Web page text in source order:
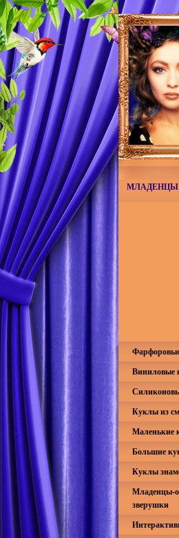
МЛАДЕНЦЫ
Виниловые
Куклы из
Маленькие
Большие
Куклы
Младенцы-
зверушки